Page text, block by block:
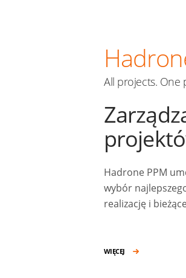
All projects. One
Hadrone PPM
wybór
realizację i
WIĘCEJ